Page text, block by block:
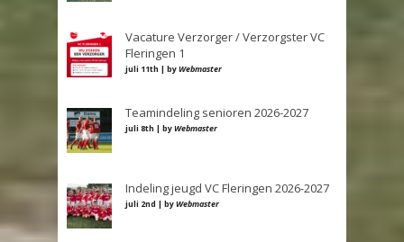
Vacature Verzorger / Verzorgster VC
Fleringen 1
juli 11th | byWebmaster
Teamindeling senioren 2026-2027
juli 8th | byWebmaster
Indeling jeugd VC Fleringen 2026-2027
juli 2nd | byWebmaster